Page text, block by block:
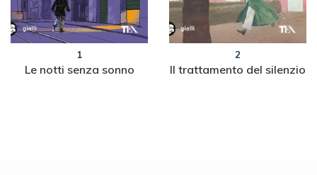
1
Le notti senza sonno
2
Il trattamento del silenzio